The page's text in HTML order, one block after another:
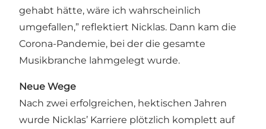
gehabt hätte, wäre ich wahrscheinlich
umgefallen,” reflektiert Nicklas. Dann kam die
Corona-Pandemie, bei der die gesamte
Musikbranche lahmgelegt wurde.
Neue Wege
Nach zwei erfolgreichen, hektischen Jahren
wurde Nicklas’ Karriere plötzlich komplett auf